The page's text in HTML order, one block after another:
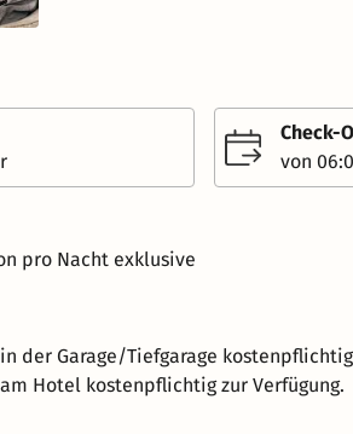
Check-
von
pro Nacht exklusive
der Garage/Tiefgarage kostenpflichtig
Hotel kostenpflichtig zur Verfügung.